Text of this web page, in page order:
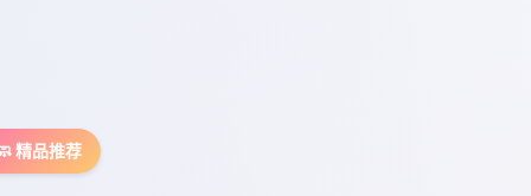
精品推荐